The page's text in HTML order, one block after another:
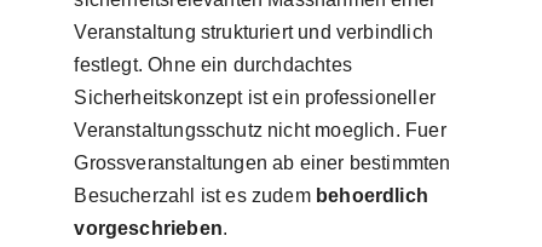
Veranstaltung strukturiert und verbindlich
festlegt. Ohne ein durchdachtes
Sicherheitskonzept ist ein professioneller
Veranstaltungsschutz nicht moeglich. Fuer
Grossveranstaltungen ab einer bestimmten
Besucherzahl ist es zudem behoerdlich
vorgeschrieben.